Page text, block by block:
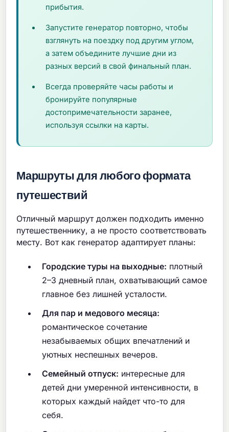
прибытия.
Запустите генератор повторно, чтобы
взглянуть на поездку под другим углом,
а затем объедините лучшие дни из
разных версий в свой финальный план.
Всегда проверяйте часы работы и
бронируйте популярные
достопримечательности заранее,
используя ссылки на карты.
Маршруты для любого формата
путешествий
Отличный маршрут должен подходить именно
путешественнику, а не просто соответствовать
месту. Вот как генератор адаптирует планы:
Городские туры на выходные: плотный
2–3 дневный план, охватывающий самое
главное без лишней усталости.
Для пар и медового месяца:
романтическое сочетание
незабываемых общих впечатлений и
уютных неспешных вечеров.
Семейный отпуск: интересные для
детей дни умеренной интенсивности, в
которых каждый найдет что-то для
себя.